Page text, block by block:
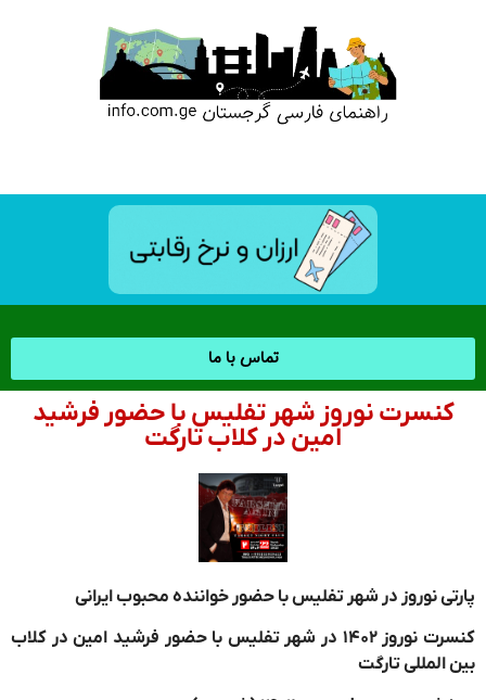
تماس با ما
کنسرت نوروز شهر تفلیس با حضور فرشید
امین در کلاب تارگت
پارتی نوروز در شهر تفلیس با حضور خواننده محبوب ایرانی
کنسرت نوروز ۱۴۰۲ در شهر تفلیس با حضور فرشید امین در کلاب
بین المللی تارگت